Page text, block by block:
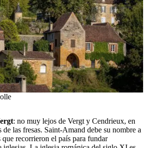
: no muy lejos de Vergt y Cendrieux, en
las fresas. Saint-Amand debe su nombre a
recorrieron el país para fundar